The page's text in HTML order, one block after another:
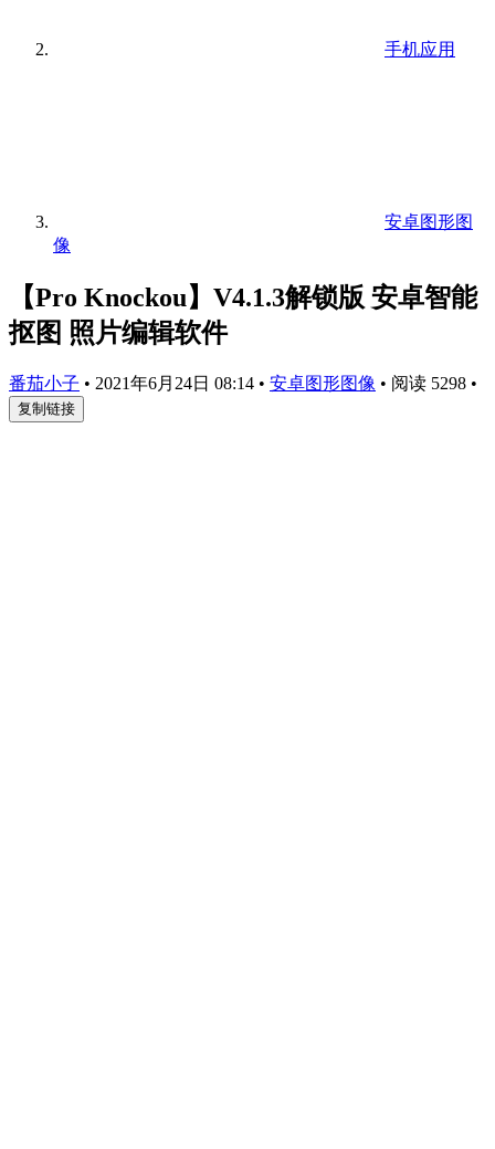
手机应用
安卓图形图
像
【Pro Knockou】V4.1.3解锁版 安卓智能
抠图 照片编辑软件
番茄小子 • 2021年6月24日 08:14 • 安卓图形图像 • 阅读 5298 •
复制链接